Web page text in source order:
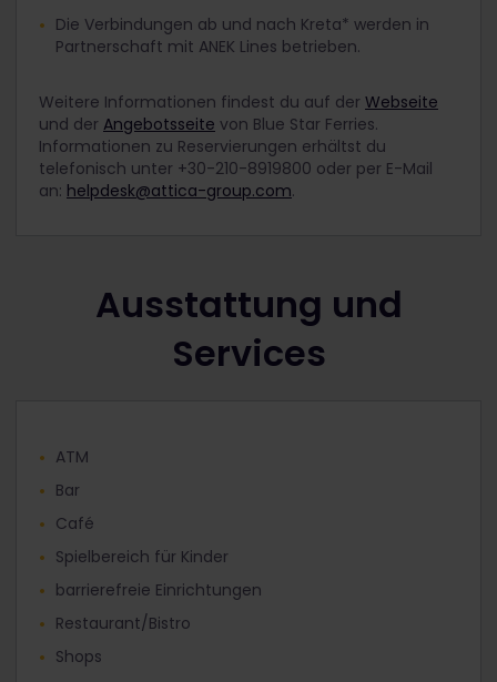
Die Verbindungen ab und nach Kreta* werden in
Partnerschaft mit ANEK Lines betrieben.
Weitere Informationen findest du auf der Webseite
und der Angebotsseite von Blue Star Ferries.
Informationen zu Reservierungen erhältst du
telefonisch unter +30-210-8919800 oder per E-Mail
an: helpdesk@attica-group.com.
Ausstattung und
Services
ATM
Bar
Café
Spielbereich für Kinder
barrierefreie Einrichtungen
Restaurant/Bistro
Shops